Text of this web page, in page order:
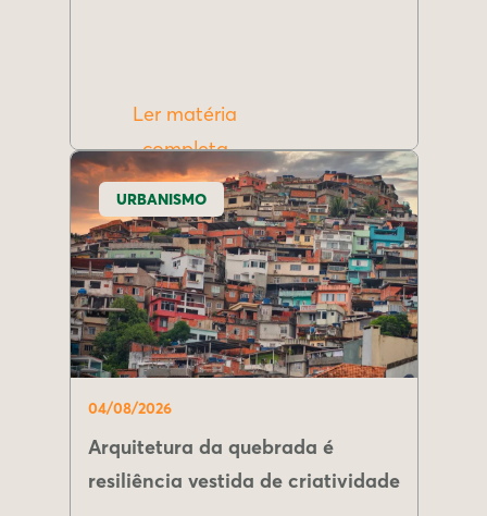
Ler matéria
completa
URBANISMO
04/08/2026
Arquitetura da quebrada é
resiliência vestida de criatividade